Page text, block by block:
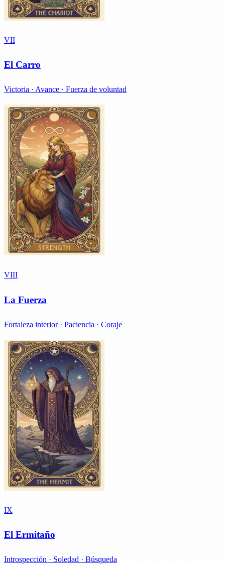
VII
El Carro
Victoria · Avance · Fuerza de voluntad
VIII
La Fuerza
Fortaleza interior · Paciencia · Coraje
IX
El Ermitaño
Introspección · Soledad · Búsqueda